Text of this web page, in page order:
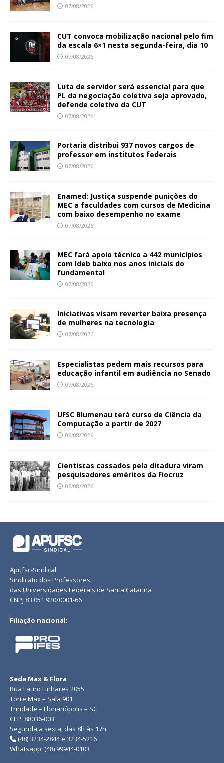
07/08/2026
CUT convoca mobilização nacional pelo fim
da escala 6×1 nesta segunda-feira, dia 10
07/08/2026
Luta de servidor será essencial para que
PL da negociação coletiva seja aprovado,
defende coletivo da CUT
07/08/2026
Portaria distribui 937 novos cargos de
professor em institutos federais
07/08/2026
Enamed: Justiça suspende punições do
MEC a faculdades com cursos de Medicina
com baixo desempenho no exame
07/08/2026
MEC fará apoio técnico a 442 municípios
com Ideb baixo nos anos iniciais do
fundamental
07/08/2026
Iniciativas visam reverter baixa presença
de mulheres na tecnologia
07/08/2026
Especialistas pedem mais recursos para
educação infantil em audiência no Senado
07/08/2026
UFSC Blumenau terá curso de Ciência da
Computação a partir de 2027
06/08/2026
Cientistas cassados pela ditadura viram
pesquisadores eméritos da Fiocruz
06/08/2026
Apufsc-Sindical
Sindicato dos Professores
das Universidades Federais de Santa Catarina
CNPJ 83.051.920/0001-66
Filiação nacional:
Sede Max & Flora
Rua Lauro Linhares 2055
Torre Max – Sala 901
Trindade – Florianópolis – SC
CEP: 88036-003
Segunda a sexta, das 8h às 17h
(48) 3234-2844 e 3234-5216
Whatsapp: (48) 99944-0103